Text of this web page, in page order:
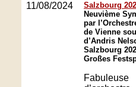
11/08/2024
Salzbourg
Neuvième
par
de Vienne
d’Andris
Salzbourg
Großes